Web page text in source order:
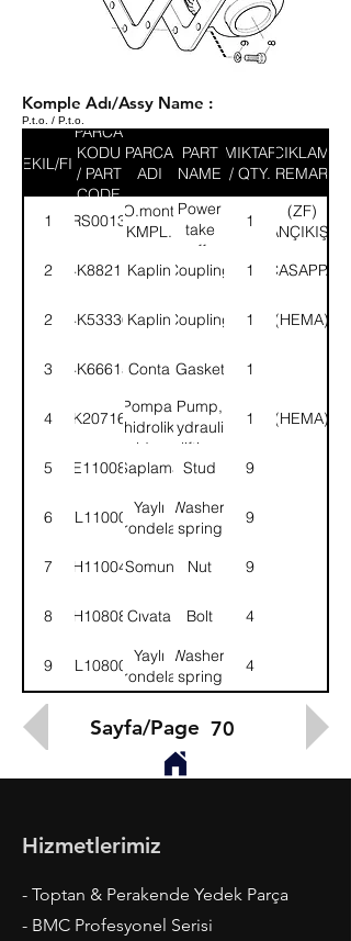
Komple Adı/Assy Name :
P.t.o. / P.t.o.
SEKIL/FIG
PARCA
KODU
/ PART
CODE
PARCA
ADI
PART
NAME
MIKTAR
/ QTY.
ACIKLAMA
/ REMARK
1 52RS001327
P.T.O.montajlı-
KMPL.
Power
take
off,
fixed-
1
(ZF)
(YANÇIKIŞLI)
2
4K88211KaplinCoupling 1 (CASAPPA)
2 4K53336KaplinCoupling 1 (HEMA)
3 4K66615Conta Gasket 1
4 4K207165
Pompa,
hidrolik
kaldırma
Pump,
hydraulic
lifting
1 (HEMA)
5 TE110081Saplama Stud 9
6 WL110002
Yaylı
rondela
Washer,
spring
9
7 NH110041Somun Nut 9
8 BH108081Cıvata Bolt 4
9 WL108002
Yaylı
rondela
Washer,
spring
4
Sayfa/Page 70
Hizmetlerimiz
- Toptan & Perakende Yedek Parça
- BMC Profesyonel Serisi